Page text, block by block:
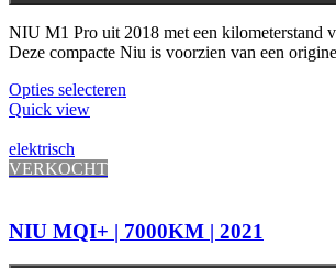
NIU M1 Pro uit 2018 met een kilometerstand
Deze compacte Niu is voorzien van een
Opties selecteren
Quick view
elektrisch
VERKOCHT
NIU MQI+ | 7000KM | 2021